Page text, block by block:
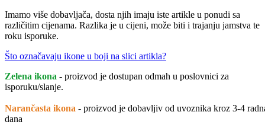
Imamo više dobavljača, dosta njih imaju iste artikle u ponudi sa
različitim cijenama. Razlika je u cijeni, može biti i trajanju jamstva te
roku isporuke.
Što označavaju ikone u boji na slici artikla?
Zelena ikona - proizvod je dostupan odmah u poslovnici za
isporuku/slanje.
Narančasta ikona - proizvod je dobavljiv od uvoznika kroz 3-4
dana